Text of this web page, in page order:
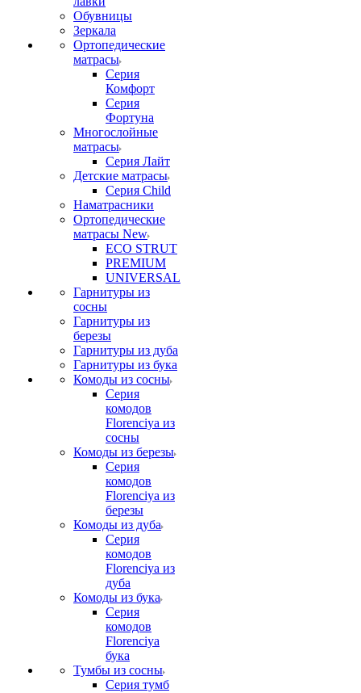
Обувницы
Зеркала
Ортопедические
матрасы
Серия
Комфорт
Серия
Фортуна
Многослойные
матрасы
Серия Лайт
Детские матрасы
Серия Child
Наматрасники
Ортопедические
матрасы New
ECO STRUT
PREMIUM
UNIVERSAL
Гарнитуры из
сосны
Гарнитуры из
березы
Гарнитуры из дуба
Гарнитуры из бука
Комоды из сосны
Серия
комодов
Florenciya из
сосны
Комоды из березы
Серия
комодов
Florenciya из
березы
Комоды из дуба
Серия
комодов
Florenciya из
дуба
Комоды из бука
Серия
комодов
Florenciya
бука
Тумбы из сосны
Серия тумб